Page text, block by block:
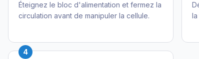
Éteignez le bloc d'alimentation et fermez la
circulation avant de manipuler la cellule.
4